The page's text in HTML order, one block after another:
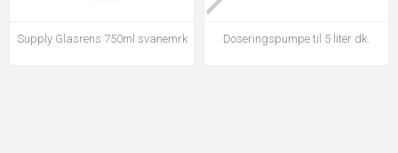
Supply Glasrens 750ml svanemrk Doseringspumpe til 5 liter dk.